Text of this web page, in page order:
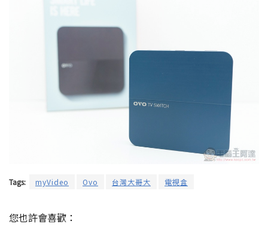
Tags: myVideo Ovo 台灣大哥大 電視盒
您也許會喜歡：